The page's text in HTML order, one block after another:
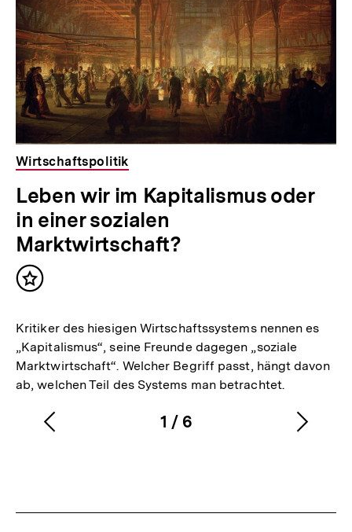
Wirtschaftspolitik
Leben wir im Kapitalismus oder
in einer sozialen
Marktwirtschaft?
Inhalt
Kritiker des hiesigen Wirtschaftssystems nennen es
„Kapitalismus“, seine Freunde dagegen „soziale
Marktwirtschaft“. Welcher Begriff passt, hängt davon
ab, welchen Teil des Systems man betrachtet.
Karussellinhalt
1
von
/ 6
Vorherigen